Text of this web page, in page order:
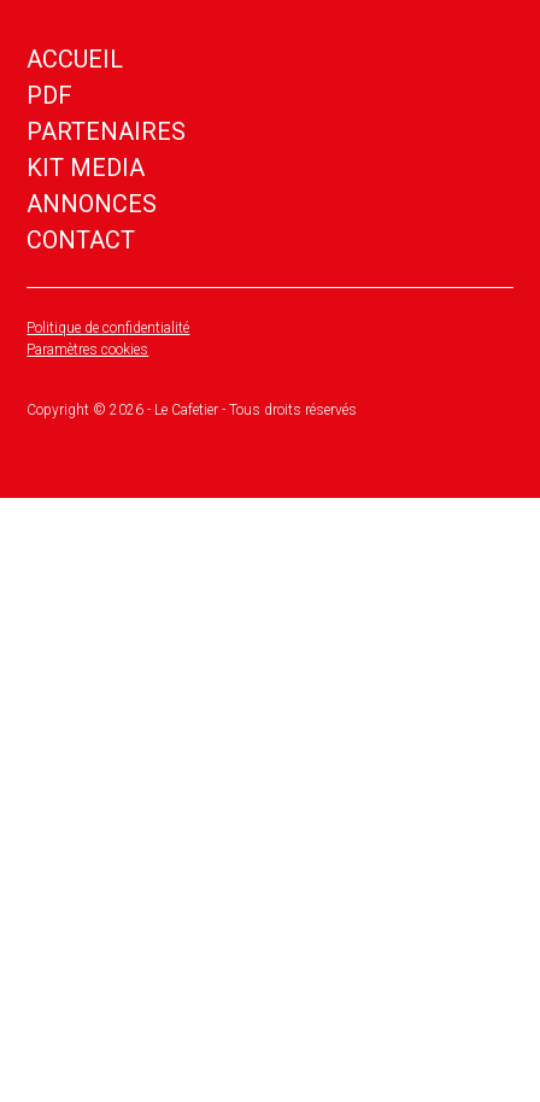
ACCUEIL
PDF
PARTENAIRES
KIT MEDIA
ANNONCES
CONTACT
Copyright ©2026 - Le Cafetier - Tous droits réservés
Politique de confidentialité
Paramètres cookies